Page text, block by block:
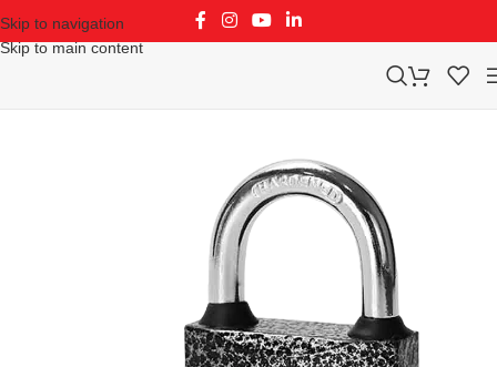
Skip to navigation
Skip to main content